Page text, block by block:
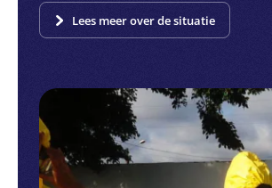
Lees meer over de situatie